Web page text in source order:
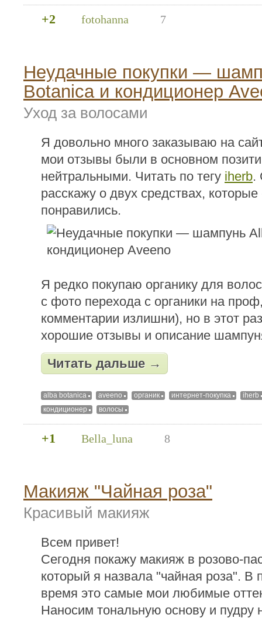
+2 fotohanna 7
Неудачные покупки —
Botanica и кондиционер
Уход за волосами
Я довольно много заказываю на
мои отзывы были в основном
нейтральными. Читать по тегу iherb.
расскажу о двух средствах,
понравились.
Я редко покупаю органику для
с фото перехода с органики на
комментарии излишни), но в этот
хорошие отзывы и описание
Читать дальше →
alba botanica aveeno органик интернет-покупка
iherb
кондиционер
волосы
+1 Bella_luna 8
Макияж "Чайная роза"
Красивый макияж
Всем привет!
Сегодня покажу макияж в розово-
который я назвала "чайная роза". В
время это самые мои любимые
Наносим тональную основу и пудру